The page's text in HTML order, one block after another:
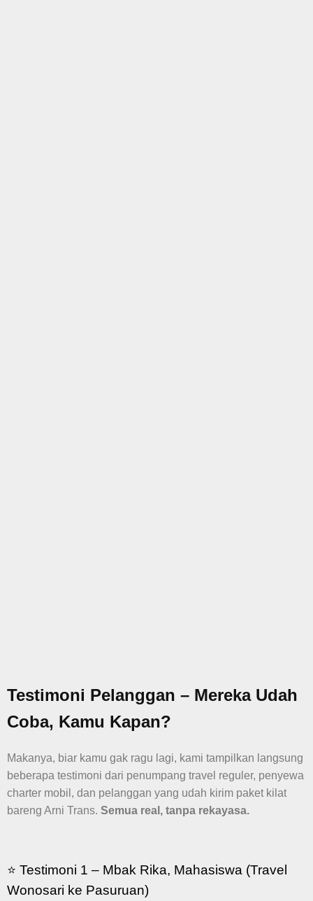
Testimoni Pelanggan – Mereka Udah
Coba, Kamu Kapan?
Makanya, biar kamu gak ragu lagi, kami tampilkan langsung
beberapa testimoni dari penumpang travel reguler, penyewa
charter mobil, dan pelanggan yang udah kirim paket kilat
bareng Arni Trans. Semua real, tanpa rekayasa.
⭐ Testimoni 1 – Mbak Rika, Mahasiswa (Travel
Wonosari ke Pasuruan)